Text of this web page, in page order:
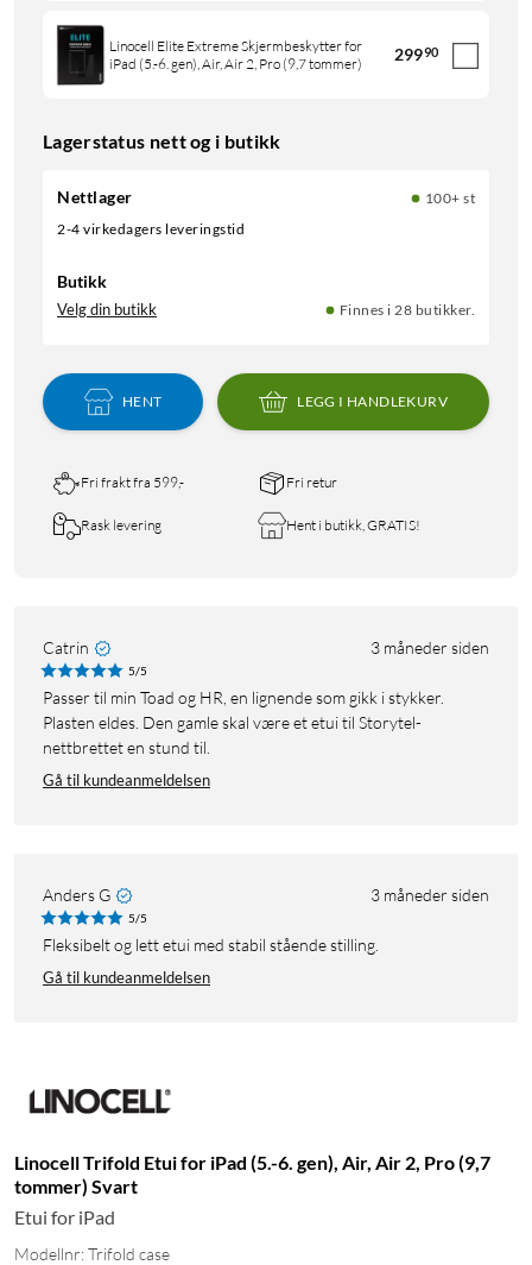
Linocell Elite Extreme Skjermbeskytter for
iPad (5.-6. gen), Air, Air 2, Pro (9,7 tommer)
29990
Lagerstatus nett og i butikk
Nettlager
100+ st
2-4 virkedagers leveringstid
Butikk
Velg din butikk Finnes i 28 butikker.
HENT LEGG I HANDLEKURV
Fri frakt fra 599,- Fri retur
Rask levering Hent i butikk, GRATIS!
Catrin 3 måneder siden
5/5
Passer til min Toad og HR, en lignende som gikk i stykker.
Plasten eldes. Den gamle skal være et etui til Storytel-
nettbrettet en stund til.
Gå til kundeanmeldelsen
Anders G 3 måneder siden
5/5
Fleksibelt og lett etui med stabil stående stilling.
Gå til kundeanmeldelsen
Linocell Trifold Etui for iPad (5.-6. gen), Air, Air 2, Pro (9,7
tommer) Svart
Etui for iPad
Modellnr: Trifold case